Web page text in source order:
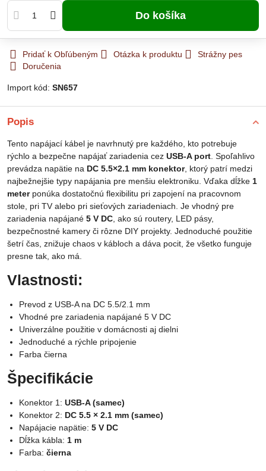
Do košíka
Pridať k Obľúbeným Otázka k produktu
Strážny pes
Doručenia
Import kód: SN657
Popis
Tento napájací kábel je navrhnutý pre každého, kto potrebuje
rýchlo a bezpečne napájať zariadenia cez USB-A port . Spoľahlivo
prevádza napätie na DC 5.5×2.1 mm konektor, ktorý patrí medzi
najbežnejšie typy napájania pre menšiu elektroniku. Vďaka dĺžke 1
meterponúka dostatočnú flexibilitu pri zapojení na pracovnom
stole, pri TV alebo pri sieťových zariadeniach. Je vhodný pre
zariadenia napájané 5 V DC , ako sú routery, LED pásy,
bezpečnostné kamery či rôzne DIY projekty. Jednoduché použitie
šetrí čas, znižuje chaos v kábloch a dáva pocit, že všetko funguje
presne tak, ako má.
Vlastnosti:
Prevod z USB-A na DC 5.5/2.1 mm
Vhodné pre zariadenia napájané 5 V DC
Univerzálne použitie v domácnosti aj dielni
Jednoduché a rýchle pripojenie
Farba čierna
Špecifikácie
Konektor 1: USB-A (samec)
Konektor 2: DC 5.5 × 2.1 mm (samec)
Napájacie napätie: 5 V DC
Dĺžka kábla: 1 m
Farba: čierna